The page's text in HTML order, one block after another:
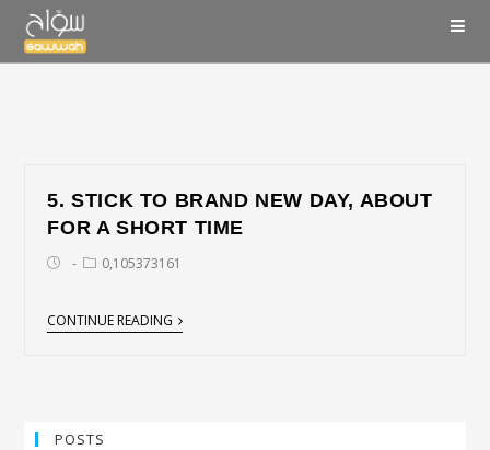
5. STICK TO BRAND NEW DAY, ABOUT
FOR A SHORT TIME
0,105373161
CONTINUE READING
POSTS